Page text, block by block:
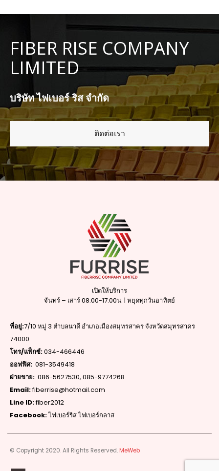
FIBER RISE COMPANY
LIMITED
บริษัท ไฟเบอร์ ริส จำกัด
ติดต่อเรา
เปิดให้บริการ
จันทร์ – เสาร์ 08.00-17.00น. | หยุดทุกวันอาทิตย์
ที่อยู่:7/10 หมู่ 3 ตำบลนาดี อำเภอเมืองสมุทรสาคร จังหวัดสมุทรสาคร
74000
โทร/แฟ็กซ์:034-466446
ออฟฟิศ: 081-3549418
ฝ่ายขาย: 086-5627530, 085-9774268
Email:fiberrise@hotmail.com
Line ID:fiber2012
Facebook:ไฟเบอร์ริส ไฟเบอร์กลาส
© Copyright 2020. All Rights Reserved.MeWeb